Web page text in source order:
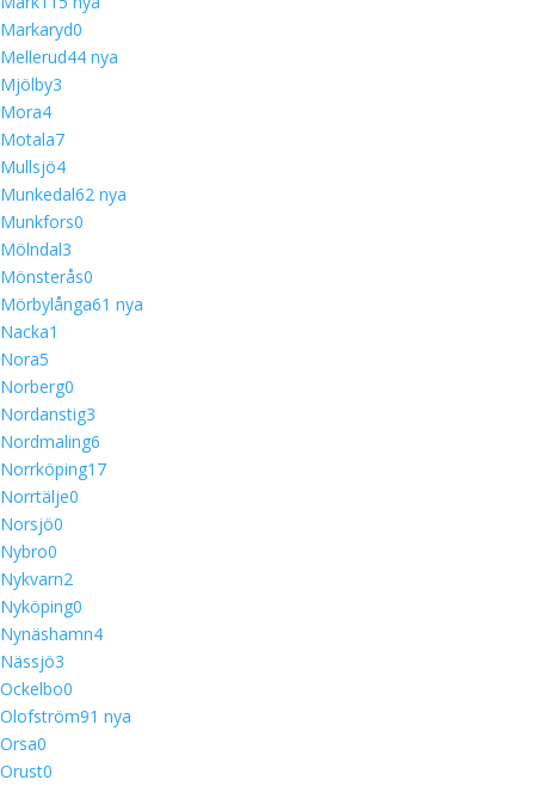
Markaryd0
Mellerud44 nya
Mjölby3
Mora4
Motala7
Mullsjö4
Munkedal62 nya
Munkfors0
Mölndal3
Mönsterås0
Mörbylånga61 nya
Nacka1
Nora5
Norberg0
Nordanstig3
Nordmaling6
Norrköping17
Norrtälje0
Norsjö0
Nybro0
Nykvarn2
Nyköping0
Nynäshamn4
Nässjö3
Ockelbo0
Olofström91 nya
Orsa0
Orust0